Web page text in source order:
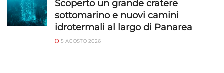
Scoperto un grande cratere
sottomarino e nuovi camini
idrotermali al largo di Panarea
5 AGOSTO 2026